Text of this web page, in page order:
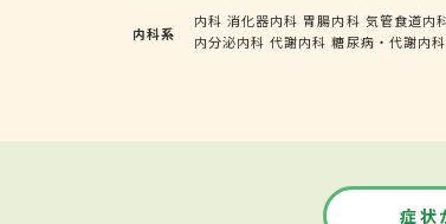
内科系
内科 消化器内科 胃腸内科 気管食道内
内分泌内科 代謝内科 糖尿病・代謝内科
症状